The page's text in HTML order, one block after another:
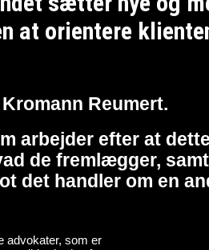
at orientere
Reumert.
arbejder efter at
de fremlægger,
det handler om en